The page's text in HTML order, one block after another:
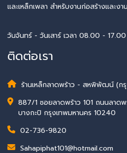
และเหล็กเพลา สำหรับงานก่อสร้างและง
วันจันทร์ - วันเสาร์ เวลา 08.00 -
ติดต่อเรา
ร้านเหล็กลาดพร้าว - สหพิพัฒน์ (ก
887/1 ซอยลาดพร้าว 101 ถนนลาด
บางกะปิ กรุงเทพมหานคร 10240
02-736-9820
Sahapiphat101@hotmail.com